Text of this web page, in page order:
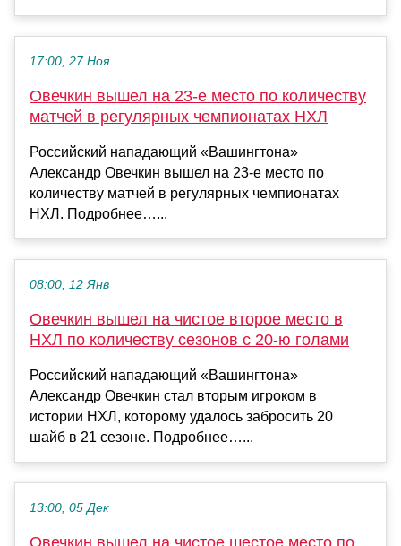
17:00, 27 Ноя
Овечкин вышел на 23-е место по количеству
матчей в регулярных чемпионатах НХЛ
Российский нападающий «Вашингтона»
Александр Овечкин вышел на 23‑е место по
количеству матчей в регулярных чемпионатах
НХЛ. Подробнее…...
08:00, 12 Янв
Овечкин вышел на чистое второе место в
НХЛ по количеству сезонов с 20‑ю голами
Российский нападающий «Вашингтона»
Александр Овечкин стал вторым игроком в
истории НХЛ, которому удалось забросить 20
шайб в 21 сезоне. Подробнее…...
13:00, 05 Дек